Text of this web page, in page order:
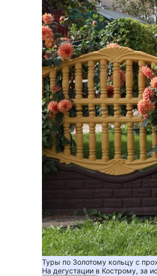
Туры по Золотому кольцу с
На дегустации в Кострому, за